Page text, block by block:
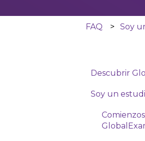
FAQ Soy
Descubrir
Soy un